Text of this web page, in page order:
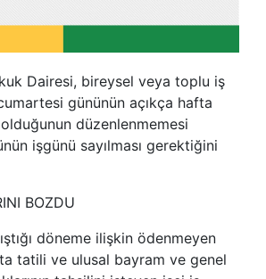
Dairesi, bireysel veya toplu iş
gününün açıkça hafta
düzenlenmemesi
işgünü sayılması gerektiğini
BOZDU
döneme ilişkin ödenmeyen
tatili ve ulusal bayram ve genel